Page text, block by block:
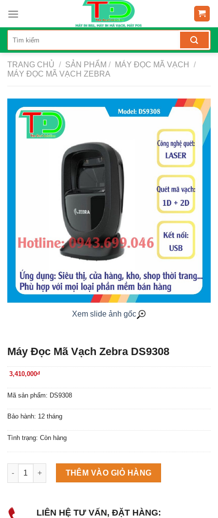
content
TRANG CHỦ / SẢN PHẨM / MÁY ĐỌC MÃ VẠCH
/
MÁY ĐỌC MÃ VẠCH ZEBRA
Xem slide ảnh gốc
Máy Đọc Mã Vạch Zebra DS9308
3,410,000đ
Mã sản phẩm: DS9308
Bảo hành: 12 tháng
Tình trạng: Còn hàng
Máy làm đá viên Scotsman NW458AS số lượng
THÊM VÀO GIỎ HÀNG
LIÊN HỆ TƯ VẤN, ĐẶT HÀNG: